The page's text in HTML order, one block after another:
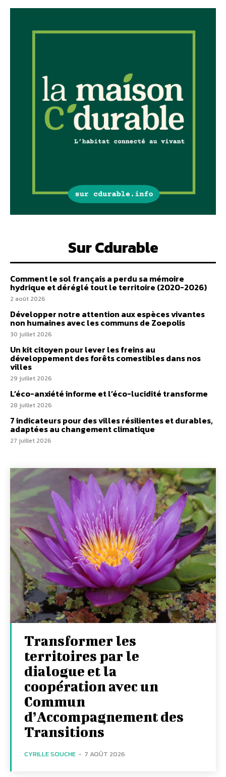
Sur Cdurable
Comment le sol français a perdu sa mémoire
hydrique et déréglé tout le territoire (2020-2026)
2 août 2026
Développer notre attention aux espèces vivantes
non humaines avec les communs de Zoepolis
30 juillet 2026
Un kit citoyen pour lever les freins au
développement des forêts comestibles dans nos
villes
29 juillet 2026
L’éco-anxiété informe et l’éco-lucidité transforme
28 juillet 2026
7 indicateurs pour des villes résilientes et durables,
adaptées au changement climatique
27 juillet 2026
Transformer les
territoires par le
dialogue et la
coopération avec un
Commun
d’Accompagnement des
Transitions
CYRILLE SOUCHE - 7 AOÛT 2026